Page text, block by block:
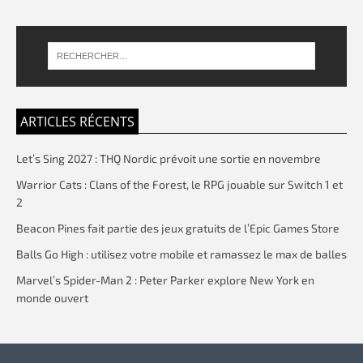
ARTICLES RÉCENTS
Let’s Sing 2027 : THQ Nordic prévoit une sortie en novembre
Warrior Cats : Clans of the Forest, le RPG jouable sur Switch 1 et
2
Beacon Pines fait partie des jeux gratuits de l’Epic Games Store
Balls Go High : utilisez votre mobile et ramassez le max de balles
Marvel’s Spider-Man 2 : Peter Parker explore New York en
monde ouvert